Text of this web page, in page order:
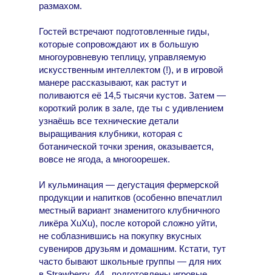
размахом.
Гостей встречают подготовленные гиды,
которые сопровождают их в большую
многоуровневую теплицу, управляемую
искусственным интеллектом (!), и в игровой
манере рассказывают, как растут и
поливаются её 14,5 тысячи кустов. Затем —
короткий ролик в зале, где ты с удивлением
узнаёшь все технические детали
выращивания клубники, которая с
ботанической точки зрения, оказывается,
вовсе не ягода, а многоорешек.
И кульминация — дегустация фермерской
продукции и напитков (особенно впечатлил
местный вариант знаменитого клубничного
ликёра XuXu), после которой сложно уйти,
не соблазнившись на покупку вкусных
сувениров друзьям и домашним. Кстати, тут
часто бывают школьные группы — для них